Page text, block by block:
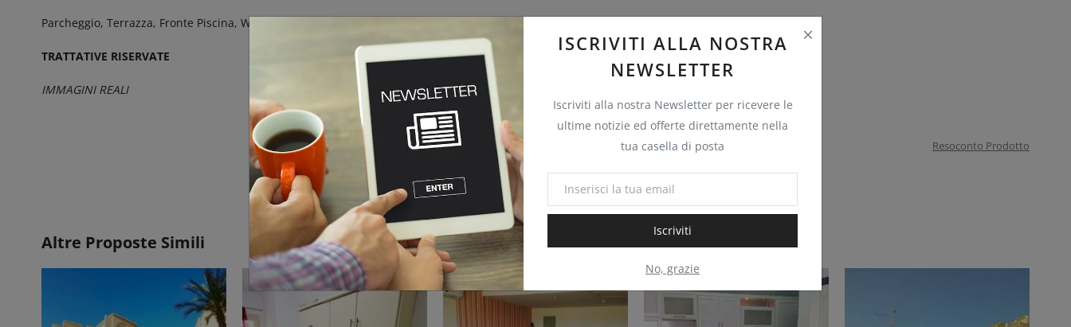
ISCRIVITI ALLA NOSTRA
NEWSLETTER
Iscriviti alla nostra Newsletter per ricevere le
ultime notizie ed offerte direttamente nella
tua casella di posta
Iscriviti
No, grazie
Parcheggio, Terrazza, Fronte Piscina, Wi-Fi, Risoranti e Negozi nelle Vicinanze. Ottimo per Investimento
TRATTATIVE RISERVATE
IMMAGINI REALI
Resoconto Prodotto
Altre Proposte Simili